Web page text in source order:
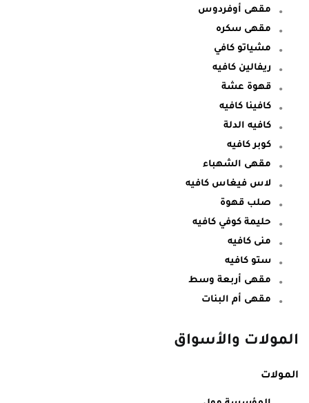
مقهى أوفردوس
مقهى سكره
مشياتو كافي
ريفالين كافيه
قهوة عشة
كافينا كافيه
كافيه الدلة
كوبر كافيه
مقهى الشهباء
لاس فيغاس كافيه
صلب قهوة
حليمة كوفي كافيه
منى كافيه
ستو كافيه
مقهى أربعة وسط
مقهى أم البنات
المولات والأسواق
المولات